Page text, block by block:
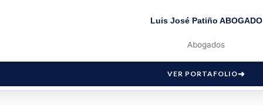
Luis José Patiño ABOGADO
Abogados
VER PORTAFOLIO